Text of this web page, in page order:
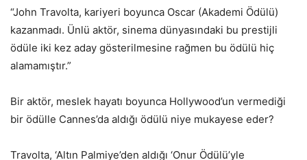
“John Travolta, kariyeri boyunca Oscar (Akademi Ödülü)
kazanmadı. Ünlü aktör, sinema dünyasındaki bu prestijli
ödüle iki kez aday gösterilmesine rağmen bu ödülü hiç
alamamıştır.”
Bir aktör, meslek hayatı boyunca Hollywood’un vermediği
bir ödülle Cannes’da aldığı ödülü niye mukayese eder?
Travolta, ‘Altın Palmiye’den aldığı ‘Onur Ödülü’yle